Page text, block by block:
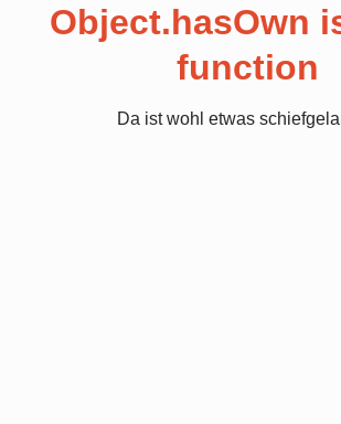
Object.hasOwn
function
Da ist wohl etwas